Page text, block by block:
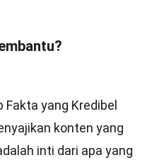
yang Kredibel
konten yang
inti dari apa yang